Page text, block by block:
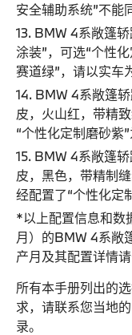
安全辅助系统”不能
13. BMW 4系敞篷
涂装”，可选“个性
赛道绿”，请以实车
14. BMW 4系敞篷
皮，火山红，带精
“个性化定制磨砂紫”
15. BMW 4系敞篷
皮，黑色，带精制
经配置了“个性化定
*以上配置信息和数
月）的BMW 4系敞
产月及其配置详情
所有本手册列出的
求，请联系您当地
录。